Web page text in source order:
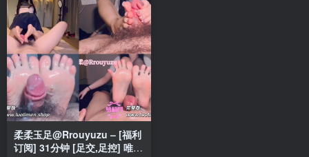
柔柔玉足@Rrouyuzu – [福利
订阅] 31分钟 [足交,足控] 唯美